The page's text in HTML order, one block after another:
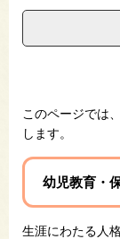
このページでは
します。
幼児教育・
生涯にわたる人